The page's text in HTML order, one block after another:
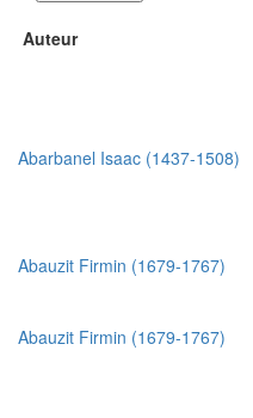
Auteur
Abarbanel Isaac (1437-1508)
Abauzit Firmin (1679-1767)
Abauzit Firmin (1679-1767)